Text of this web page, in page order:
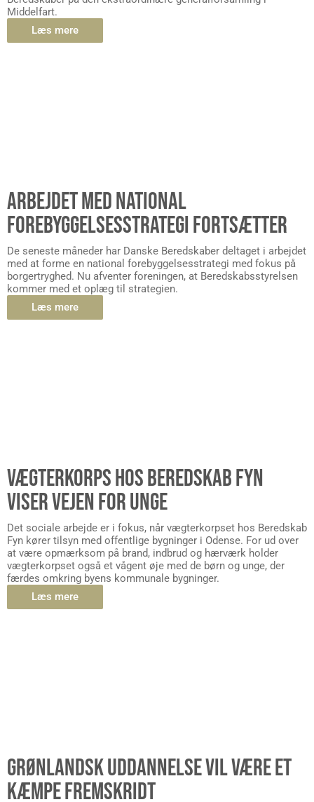
Middelfart.
Læs mere
ARBEJDET MED NATIONAL
FOREBYGGELSESSTRATEGI FORTSÆTTER
De seneste måneder har Danske Beredskaber deltaget i arbejdet
med at forme en national forebyggelsesstrategi med fokus på
borgertryghed. Nu afventer foreningen, at Beredskabsstyrelsen
kommer med et oplæg til strategien.
Læs mere
VÆGTERKORPS HOS BEREDSKAB FYN
VISER VEJEN FOR UNGE
Det sociale arbejde er i fokus, når vægterkorpset hos Beredskab
Fyn kører tilsyn med offentlige bygninger i Odense. For ud over
at være opmærksom på brand, indbrud og hærværk holder
vægterkorpset også et vågent øje med de børn og unge, der
færdes omkring byens kommunale bygninger.
Læs mere
GRØNLANDSK UDDANNELSE VIL VÆRE ET
KÆMPE FREMSKRIDT